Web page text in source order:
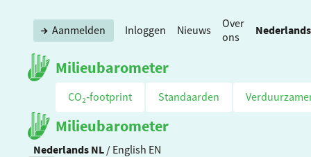
Milieubarometer
Aanmelden Inloggen Nieuws
Over
ons
Nederlands
CO₂‑footprint Standaarden
Milieubarometer
Nederlands NL / English EN